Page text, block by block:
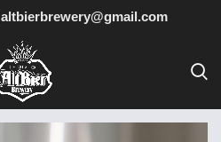
altbierbrewery@gmail.com